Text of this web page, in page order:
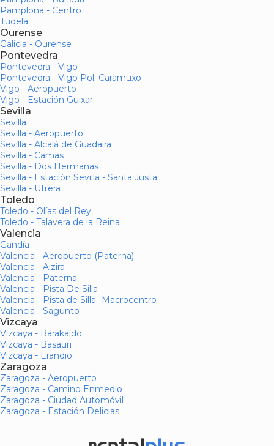
Pamplona - Centro
Tudela
Ourense
Galicia - Ourense
Pontevedra
Pontevedra - Vigo
Pontevedra - Vigo Pol. Caramuxo
Vigo - Aeropuerto
Vigo - Estación Guixar
Sevilla
Sevilla
Sevilla - Aeropuerto
Sevilla - Alcalá de Guadaira
Sevilla - Camas
Sevilla - Dos Hermanas
Sevilla - Estación Sevilla - Santa Justa
Sevilla - Utrera
Toledo
Toledo - Olías del Rey
Toledo - Talavera de la Reina
Valencia
Gandía
Valencia - Aeropuerto (Paterna)
Valencia - Alzira
Valencia - Paterna
Valencia - Pista De Silla
Valencia - Pista de Silla -Macrocentro
Valencia - Sagunto
Vizcaya
Vizcaya - Barakaldo
Vizcaya - Basauri
Vizcaya - Erandio
Zaragoza
Zaragoza - Aeropuerto
Zaragoza - Camino Enmedio
Zaragoza - Ciudad Automóvil
Zaragoza - Estación Delicias